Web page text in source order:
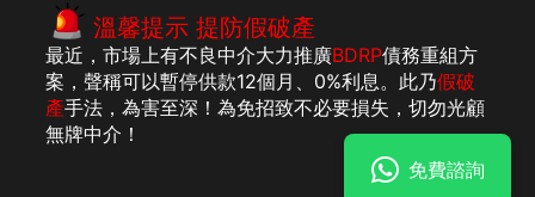
債務重組 |樓按比較 |李建民 會計師
重組 收費|財仔追數
法律聲明 私隱聲明及收集個人資料聲明
版權所有：李建
民執業會計師事
免費諮詢
溫馨提示 提防假破產
最近，市場上有不良中介大力推廣BDRP債務重組方
案，聲稱可以暫停供款12個月、0%利息。此乃假破
產手法，為害至深！為免招致不必要損失，切勿光顧
無牌中介！
明白